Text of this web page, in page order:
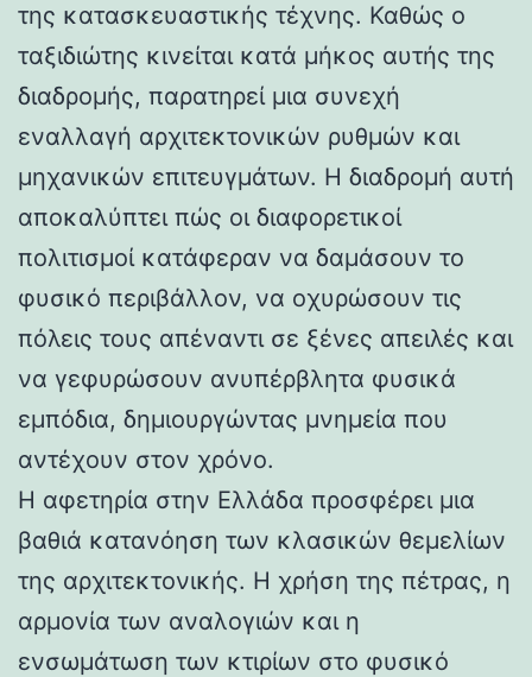
της κατασκευαστικής τέχνης. Καθώς ο
ταξιδιώτης κινείται κατά μήκος αυτής της
διαδρομής, παρατηρεί μια συνεχή
εναλλαγή αρχιτεκτονικών ρυθμών και
μηχανικών επιτευγμάτων. Η διαδρομή αυτή
αποκαλύπτει πώς οι διαφορετικοί
πολιτισμοί κατάφεραν να δαμάσουν το
φυσικό περιβάλλον, να οχυρώσουν τις
πόλεις τους απέναντι σε ξένες απειλές και
να γεφυρώσουν ανυπέρβλητα φυσικά
εμπόδια, δημιουργώντας μνημεία που
αντέχουν στον χρόνο.
Η αφετηρία στην Ελλάδα προσφέρει μια
βαθιά κατανόηση των κλασικών θεμελίων
της αρχιτεκτονικής. Η χρήση της πέτρας, η
αρμονία των αναλογιών και η
ενσωμάτωση των κτιρίων στο φυσικό